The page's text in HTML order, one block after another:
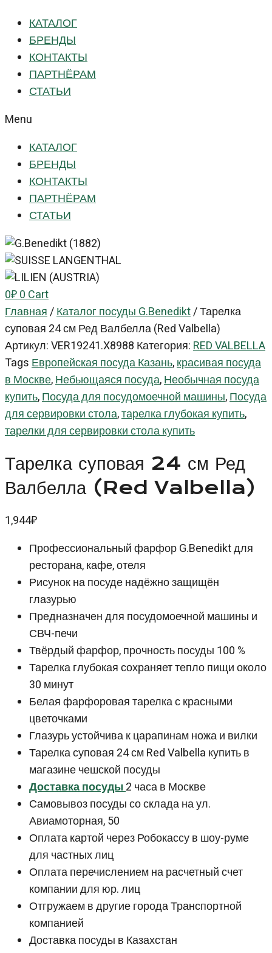
КАТАЛОГ
БРЕНДЫ
КОНТАКТЫ
ПАРТНЁРАМ
СТАТЬИ
Menu
КАТАЛОГ
БРЕНДЫ
КОНТАКТЫ
ПАРТНЁРАМ
СТАТЬИ
0₽0Cart
Главная/Каталог посуды G.Benedikt/Тарелка
суповая 24 см Ред Валбелла (Red Valbella)
Артикул:VER19241.X8988 Категория:RED VALBELLA
TagsЕвропейская посуда Казань,красивая посуда
в Москве,Небьющаяся посуда,Необычная посуда
купить,Посуда для посудомоечной машины,Посуда
для сервировки стола,тарелка глубокая купить,
тарелки для сервировки стола купить
Тарелка суповая 24 см Ред
Валбелла (Red Valbella)
1,944₽
Профессиональный фарфор G.Benedikt для
ресторана, кафе, отеля
Рисунок на посуде надёжно защищён
глазурью
Предназначен для посудомоечной машины и
СВЧ-печи
Твёрдый фарфор, прочность посуды 100 %
Тарелка глубокая сохраняет тепло пищи около
30 минут
Белая фарфоровая тарелка с красными
цветочками
Глазурь устойчива к царапинам ножа и вилки
Тарелка суповая 24 см Red Valbella купить в
магазине чешской посуды
Доставка посуды2 часа в Москве
Самовывоз посуды со склада на ул.
Авиамоторная, 50
Оплата картой через Робокассу в шоу-руме
для частных лиц
Оплата перечислением на расчетный счет
компании для юр. лиц
Отгружаем в другие города Транспортной
компанией
Доставка посуды в Казахстан